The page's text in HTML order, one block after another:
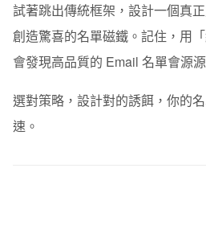
試著跳出傳統框架，設計一個真
創造驚喜的名單磁鐵。記住，用
會發現高品質的 Email 名單會源
選對策略，設計對的誘餌，你的
速。